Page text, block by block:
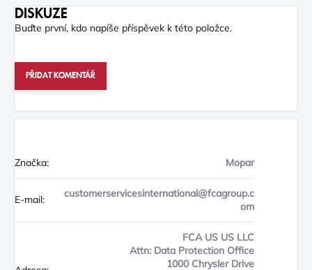
DISKUZE
Buďte první, kdo napíše příspěvek k této položce.
PŘIDAT KOMENTÁŘ
Značka: Mopar
E-mail:
customerservicesinternational@fcagroup.c
om
FCA US US LLC
Attn: Data Protection Office
1000 Chrysler Drive